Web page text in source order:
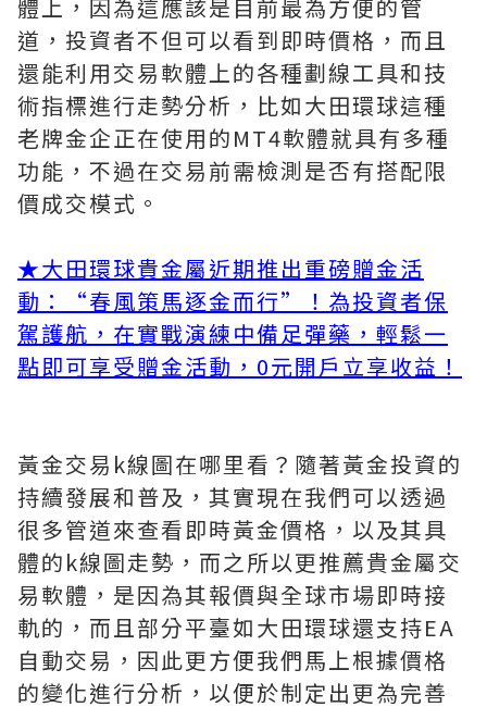
體上，因為這應該是目前最為方便的管
道，投資者不但可以看到即時價格，而且
還能利用交易軟體上的各種劃線工具和技
術指標進行走勢分析，比如大田環球這種
老牌金企正在使用的MT4軟體就具有多種
功能，不過在交易前需檢測是否有搭配限
價成交模式。
★大田環球貴金屬近期推出重磅贈金活
動：“春風策馬逐金而行”！為投資者保
駕護航，在實戰演練中備足彈藥，輕鬆一
點即可享受贈金活動，0元開戶立享收益！
黃金交易k線圖在哪里看？隨著黃金投資的
持續發展和普及，其實現在我們可以透過
很多管道來查看即時黃金價格，以及其具
體的k線圖走勢，而之所以更推薦貴金屬交
易軟體，是因為其報價與全球市場即時接
軌的，而且部分平臺如大田環球還支持EA
自動交易，因此更方便我們馬上根據價格
的變化進行分析，以便於制定出更為完善